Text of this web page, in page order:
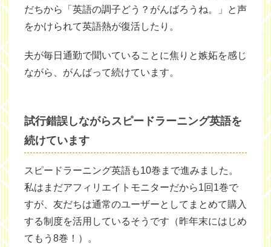
だちから「英語の調子どう？がんばろうね。」と声
をかけられて英語熱が復活したり。
夫が毎日通勤で聞いていることに焦りと嫉妬を感じ
ながら、がんばって続けています。
試行錯誤しながらスピードラーニング英語を
続けています
スピードラーニング英語も10巻まで進みました。
私はまだアフィリエイトモニターだから1回1巻で
すが、友だちは通常のユーザーとしてまとめて購入
する制度を活用しているそうです（昨年末にはじめ
てもう8巻！）。